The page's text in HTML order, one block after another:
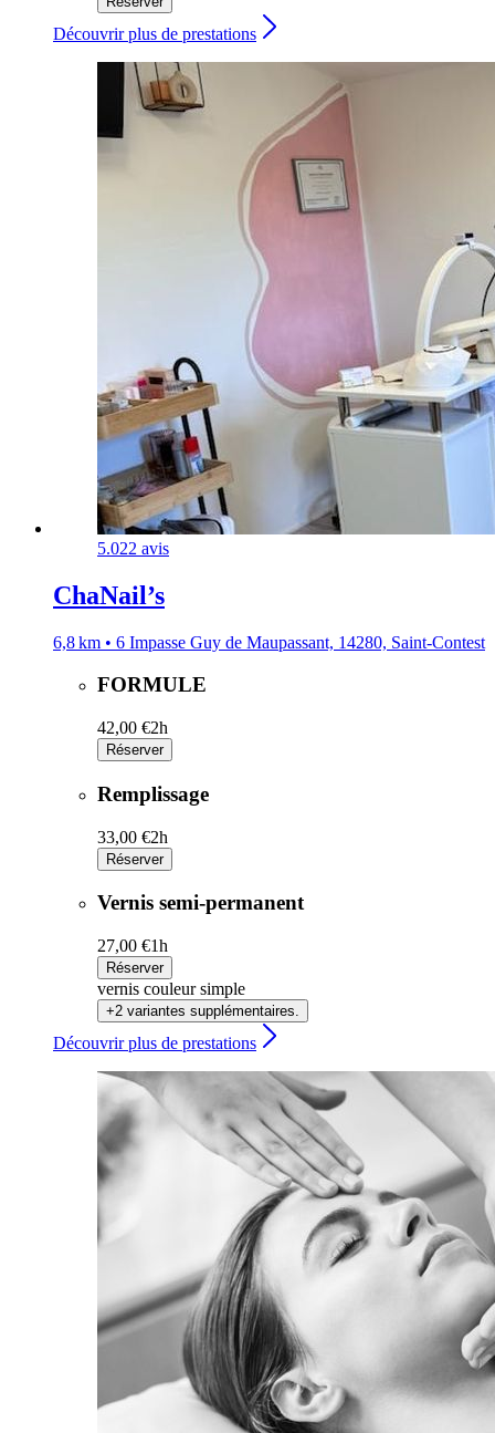
Découvrir plus de prestations
5.022 avis
ChaNail’s
6,8 km • 6 Impasse Guy de Maupassant, 14280, Saint-Contest
FORMULE
42,00 €2h
Réserver
Remplissage
33,00 €2h
Réserver
Vernis semi-permanent
27,00 €1h
Réserver
vernis couleur simple
+2 variantes supplémentaires.
Découvrir plus de prestations